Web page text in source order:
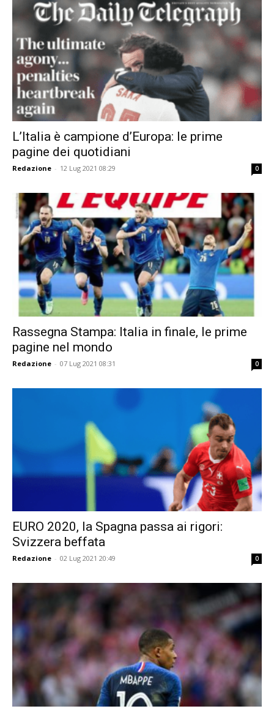
L’Italia è campione d’Europa: le prime
pagine dei quotidiani
Redazione - 12 Lug 2021 08:29 0
Rassegna Stampa: Italia in finale, le prime
pagine nel mondo
Redazione - 07 Lug 2021 08:31 0
EURO 2020, la Spagna passa ai rigori:
Svizzera beffata
Redazione - 02 Lug 2021 20:49 0